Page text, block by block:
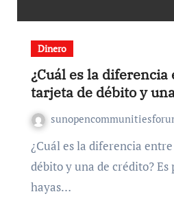
Dinero
¿Cuál es la
tarjeta de débito y
¿Cuál es la diferencia entre una tarjeta de
débito y una de crédito? Es
hayas…